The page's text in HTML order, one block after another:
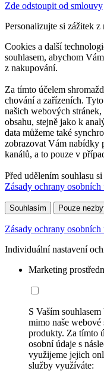
Zde odstoupit od smlouvy
Personalizujte si zážitek z
Cookies a další
souhlasem, abychom
z nakupování.
Za tímto účelem
chování a zařízeních.
našich webových
obsahu, stejně jako k
data můžeme také
zobrazovat Vám nabídky
kanálů, a to pouze v
Před udělením souhlasu
Zásady ochrany osobních
Souhlasím Pouze
Zásady ochrany osobních
Individuální nastavení
Marketing
S Vaším
mimo naše
produkty. Za tímto
osobní údaje s
využijeme jejich
služby využíváte: